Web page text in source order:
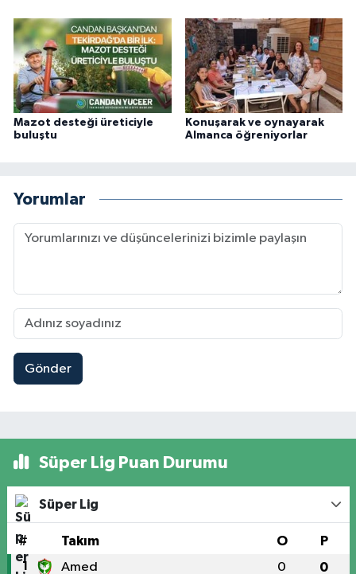
Mazot desteği üreticiyle
buluştu
Konuşarak ve oynayarak
Almanca öğreniyorlar
Yorumlar
Gönder
Süper Lig Puan Durumu
Süper Lig
# Takım O P
1 Amed 0 0